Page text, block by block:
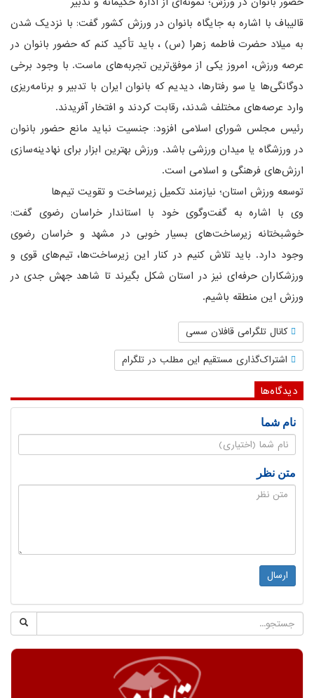
قالیباف با اشاره به جایگاه بانوان در ورزش کشور گفت: با نزدیک شدن
به میلاد حضرت فاطمه زهرا (س) ، باید تأکید کنم که حضور بانوان در
عرصه ورزش، امروز یکی از موفق‌ترین تجربه‌های ماست. با وجود برخی
دوگانگی‌ها یا سو رفتارها، دیدیم که بانوان ایران با تدبیر و برنامه‌ریزی
وارد عرصه‌های مختلف شدند، رقابت کردند و افتخار آفریدند.
رئیس مجلس شورای اسلامی افزود: جنسیت نباید مانع حضور بانوان
در ورزشگاه یا میدان ورزشی باشد. ورزش بهترین ابزار برای نهادینه‌سازی
ارزش‌های فرهنگی و اسلامی است.
توسعه ورزش استان؛ نیازمند تکمیل زیرساخت و تقویت تیم‌ها
وی با اشاره به گفت‌وگوی خود با استاندار خراسان رضوی گفت:
خوشبختانه زیرساخت‌های بسیار خوبی در مشهد و خراسان رضوی
وجود دارد. باید تلاش کنیم در کنار این زیرساخت‌ها، تیم‌های قوی و
ورزشکاران حرفه‌ای نیز در استان شکل بگیرند تا شاهد جهش جدی در
ورزش این منطقه باشیم.
کانال تلگرامی قافلان سسی
اشتراک‌گذاری مستقیم این مطلب در تلگرام
دیدگاه‌ها
نام شما
متن نظر
ارسال